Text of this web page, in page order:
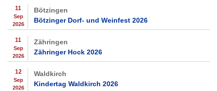
11
Sep
2026
Bötzingen
Bötzinger Dorf- und Weinfest 2026
11
Sep
2026
Zähringen
Zähringer Hock 2026
12
Sep
2026
Waldkirch
Kindertag Waldkirch 2026